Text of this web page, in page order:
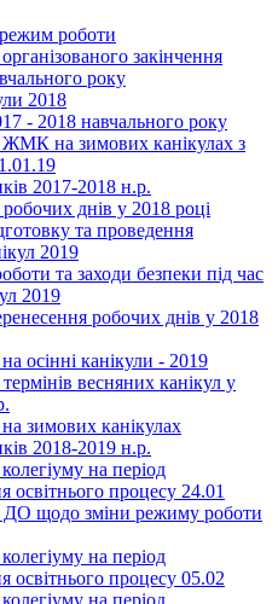
роботи
закінчення
року
2018
- 2018 навчального року
на зимових канікулах з
2017-2018 н.р.
днів у 2018 році
та проведення
2019
та заходи безпеки під час
2019
робочих днів у 2018
осінні канікули - 2019
весняних канікул у
зимових канікулах
2018-2019 н.р.
на період
освітнього процесу 24.01
ДО щодо зміни режиму роботи
на період
освітнього процесу 05.02
на період